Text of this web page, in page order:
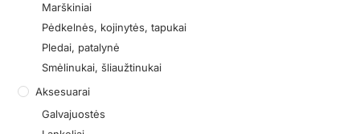
Marškiniai
Pėdkelnės, kojinytės, tapukai
Pledai, patalynė
Smėlinukai, šliaužtinukai
Aksesuarai
Galvajuostės